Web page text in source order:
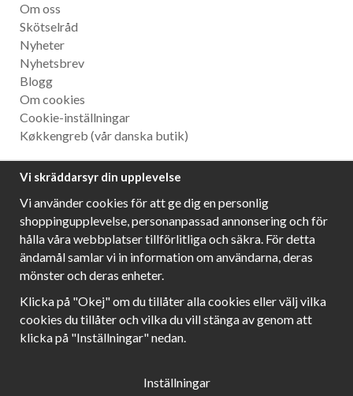
Om oss
Skötselråd
Nyheter
Nyhetsbrev
Blogg
Om cookies
Cookie-inställningar
Køkkengreb (vår danska butik)
Nyhetsbrev
produktnyheter!
Vi skräddarsyr din upplevelse
Vi använder cookies för att ge dig en personlig
shoppingupplevelse, personanpassad annonsering och för
hålla våra webbplatser tillförlitliga och säkra. För detta
ändamål samlar vi in information om användarna, deras
mönster och deras enheter.
Klicka på "Okej" om du tillåter alla cookies eller välj vilka
cookies du tillåter och vilka du vill stänga av genom att
klicka på "Inställningar" nedan.
Inställningar